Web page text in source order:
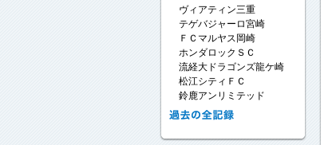
ヴィアティン三重
テゲバジャーロ宮崎
ＦＣマルヤス岡崎
ホンダロックＳＣ
流経大ドラゴンズ龍ケ崎
松江シティＦＣ
鈴鹿アンリミテッド